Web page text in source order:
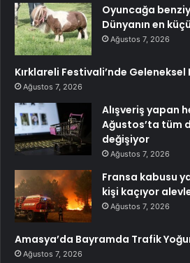
Oyuncağa
Dünyanın en
Ağustos 7, 2026
Kırklareli Festivali’nde Geleneksel
Ağustos 7, 2026
Alışveriş yapan
Ağustos’ta tüm
değişiyor
Ağustos 7, 2026
Fransa kabusu
kişi kaçıyor
Ağustos 7, 2026
Amasya’da Bayramda Trafik
Ağustos 7, 2026